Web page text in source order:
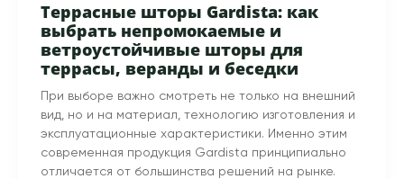
Террасные шторы Gardista: как
выбрать непромокаемые и
ветроустойчивые шторы для
террасы, веранды и беседки
При выборе важно смотреть не только на внешний
вид, но и на материал, технологию изготовления и
эксплуатационные характеристики. Именно этим
современная продукция Gardista принципиально
отличается от большинства решений на рынке.